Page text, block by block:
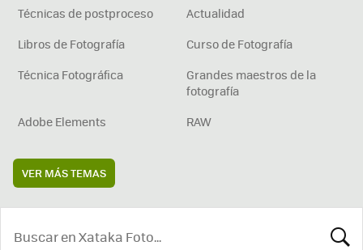
Técnicas de postproceso
Actualidad
Libros de Fotografía
Curso de Fotografía
Técnica Fotográfica
Grandes maestros de la
fotografía
Adobe Elements
RAW
VER MÁS TEMAS